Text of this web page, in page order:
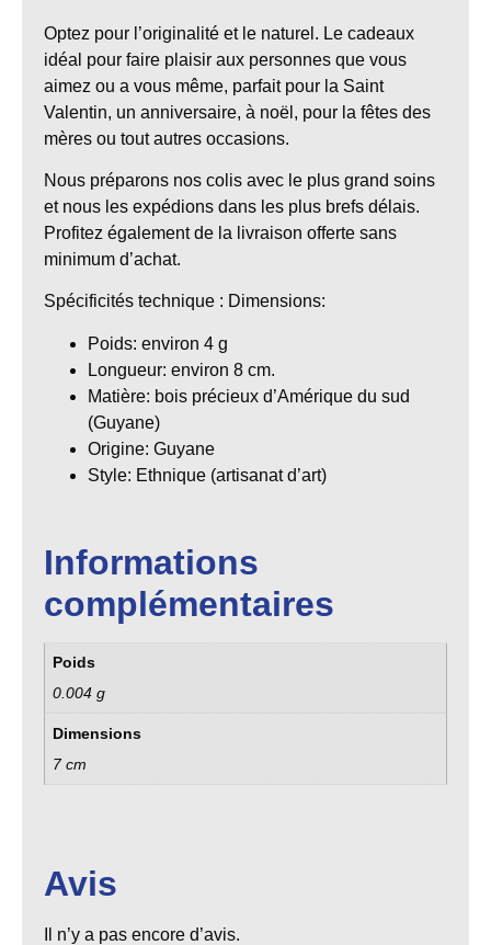
Optez pour l’originalité et le naturel. Le cadeaux
idéal pour faire plaisir aux personnes que vous
aimez ou a vous même, parfait pour la Saint
Valentin, un anniversaire, à noël, pour la fêtes des
mères ou tout autres occasions.
Nous préparons nos colis avec le plus grand soins
et nous les expédions dans les plus brefs délais.
Profitez également de la livraison offerte sans
minimum d’achat.
Spécificités technique : Dimensions:
Poids: environ 4 g
Longueur: environ 8 cm.
Matière: bois précieux d’Amérique du sud
(Guyane)
Origine: Guyane
Style: Ethnique (artisanat d’art)
Informations
complémentaires
Poids
0.004 g
Dimensions
7 cm
Avis
Il n’y a pas encore d’avis.